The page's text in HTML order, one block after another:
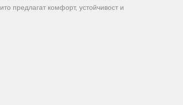
предлагат комфорт, устойчивост и